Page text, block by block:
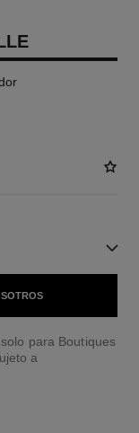
para Boutiques
a